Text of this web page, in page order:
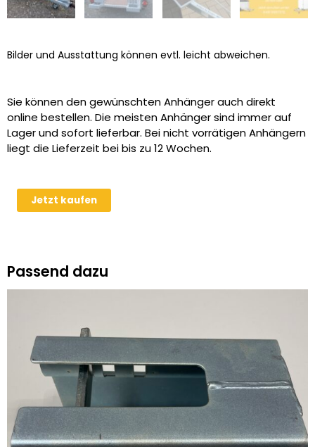
Bilder und Ausstattung können evtl. leicht abweichen.
Sie können den gewünschten Anhänger auch direkt
online bestellen. Die meisten Anhänger sind immer auf
Lager und sofort lieferbar. Bei nicht vorrätigen Anhängern
liegt die Lieferzeit bei bis zu 12 Wochen.
Humbaur
HS
Baumaschinenanhänger
Menge
Jetzt kaufen
Passend dazu